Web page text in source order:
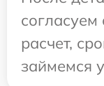
расчет,
займемся